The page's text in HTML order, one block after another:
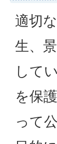
適切
生、
して
を保
って